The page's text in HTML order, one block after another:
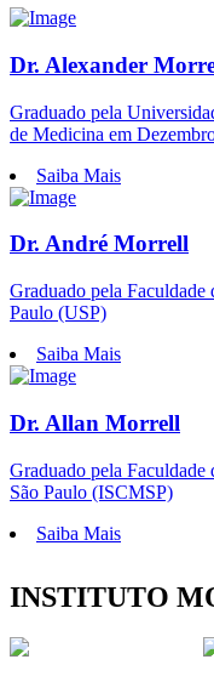
Dr. Alexander
Graduado pela
de Medicina em
Saiba Mais
Dr. André Morrell
Graduado pela
Paulo (USP)
Saiba Mais
Dr. Allan Morrell
Graduado pela Faculdade
São Paulo (ISCMSP)
Saiba Mais
INSTITUTO